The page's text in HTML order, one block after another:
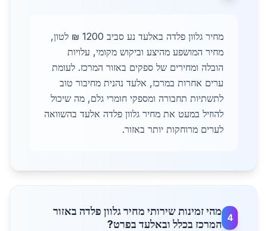
מחיר גלוון פלדה באלעד נע סביב 1200 ₪ לטון,
מחיר המושפע מהיצע וביקוש מקומי, עלויות
הובלה ומחירים של ספקים באזור המרכז. לעומת
ערים אחרות במרכז, אלעד נהנית מחיבור טוב
לתשתיות תחבורה ומספקי חומרי גלם, מה שיכול
להוזיל במעט את מחיר גלוון פלדה אלעד בהשוואה
לערים מרוחקות יותר באזור.
4
מהי זמינות שירותי מחיר גלוון פלדה באזור
המרכז בכלל ובאלעד בפרט?